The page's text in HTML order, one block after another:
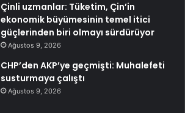
Çinli uzmanlar: Tüketim, Çin’in
ekonomik büyümesinin temel itici
güçlerinden biri olmayı sürdürüyor
Ağustos 9, 2026
CHP’den AKP’ye geçmişti: Muhalefeti
susturmaya çalıştı
Ağustos 9, 2026